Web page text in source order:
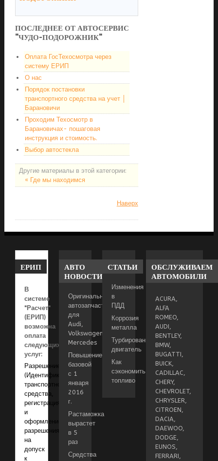
ПОСЛЕДНЕЕ ОТ АВТОСЕРВИС
"ЧУДО-ПОДОРОЖНИК"
Оплата ГосТехосмотра через
систему ЕРИП
О нас
Порядок постановки
транспортного средства на учет │
Барановичи
Проходим Техосмотр в
Барановичах- пошаговая
инструкция и стоимость.
Выбор автостекла
Другие материалы в этой категории:
« Где мы находимся
Наверх
ЕРИП
В
системе
"Расчет"
(ЕРИП)
возможна
оплата
следующих
услуг:
Разрешение
(Идентификация
транспортного
средства,
регистрация
и
оформление
разрешения
на
допуск
к
АВТО
НОВОСТИ
Оригинальные
автозапчасти
для
Audi,
Volkswagen,
Mercedes
Повышение
базовой
с 1
января
2016
г.
Растаможка
вырастет
в 5
раз
Средства
СТАТЬИ
Изменения
в
ПДД
Коррозия
металла
Турбированный
двигатель
Как
сэкономить
топливо
ОБСЛУЖИВАЕМ
АВТОМОБИЛИ
ACURA,
ALFA
ROMEO,
AUDI,
BENTLEY,
BMW,
BUGATTI,
BUICK,
CADILLAC,
CHERY,
CHEVROLET,
CHRYSLER,
CITROEN,
DACIA,
DAEWOO,
DODGE,
EUNOS,
FERRARI,